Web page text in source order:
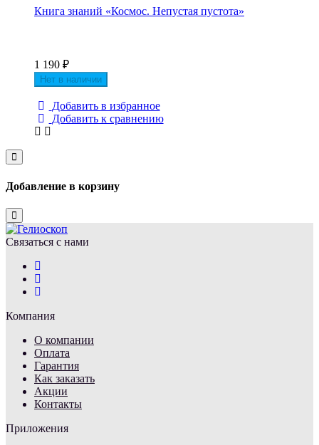
Книга знаний «Космос. Непустая пустота»
1 190 ₽
Нет в наличии
Добавить в избранное
Добавить к сравнению
Добавление в корзину
Связаться с нами
Компания
О компании
Оплата
Гарантия
Как заказать
Акции
Контакты
Приложения